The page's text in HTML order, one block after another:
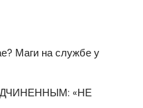
Маги на службе у
«НЕ